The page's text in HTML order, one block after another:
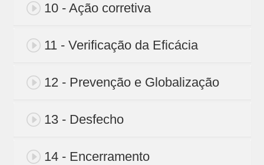
10 - Ação corretiva
11 - Verificação da Eficácia
12 - Prevenção e Globalização
13 - Desfecho
14 - Encerramento